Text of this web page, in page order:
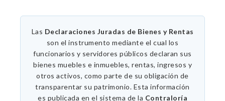
Las Declaraciones Juradas de Bienes y Rentas
son el instrumento mediante el cual los
funcionarios y servidores públicos declaran sus
bienes muebles e inmuebles, rentas, ingresos y
otros activos, como parte de su obligación de
transparentar su patrimonio. Esta información
es publicada en el sistema de la Contraloría